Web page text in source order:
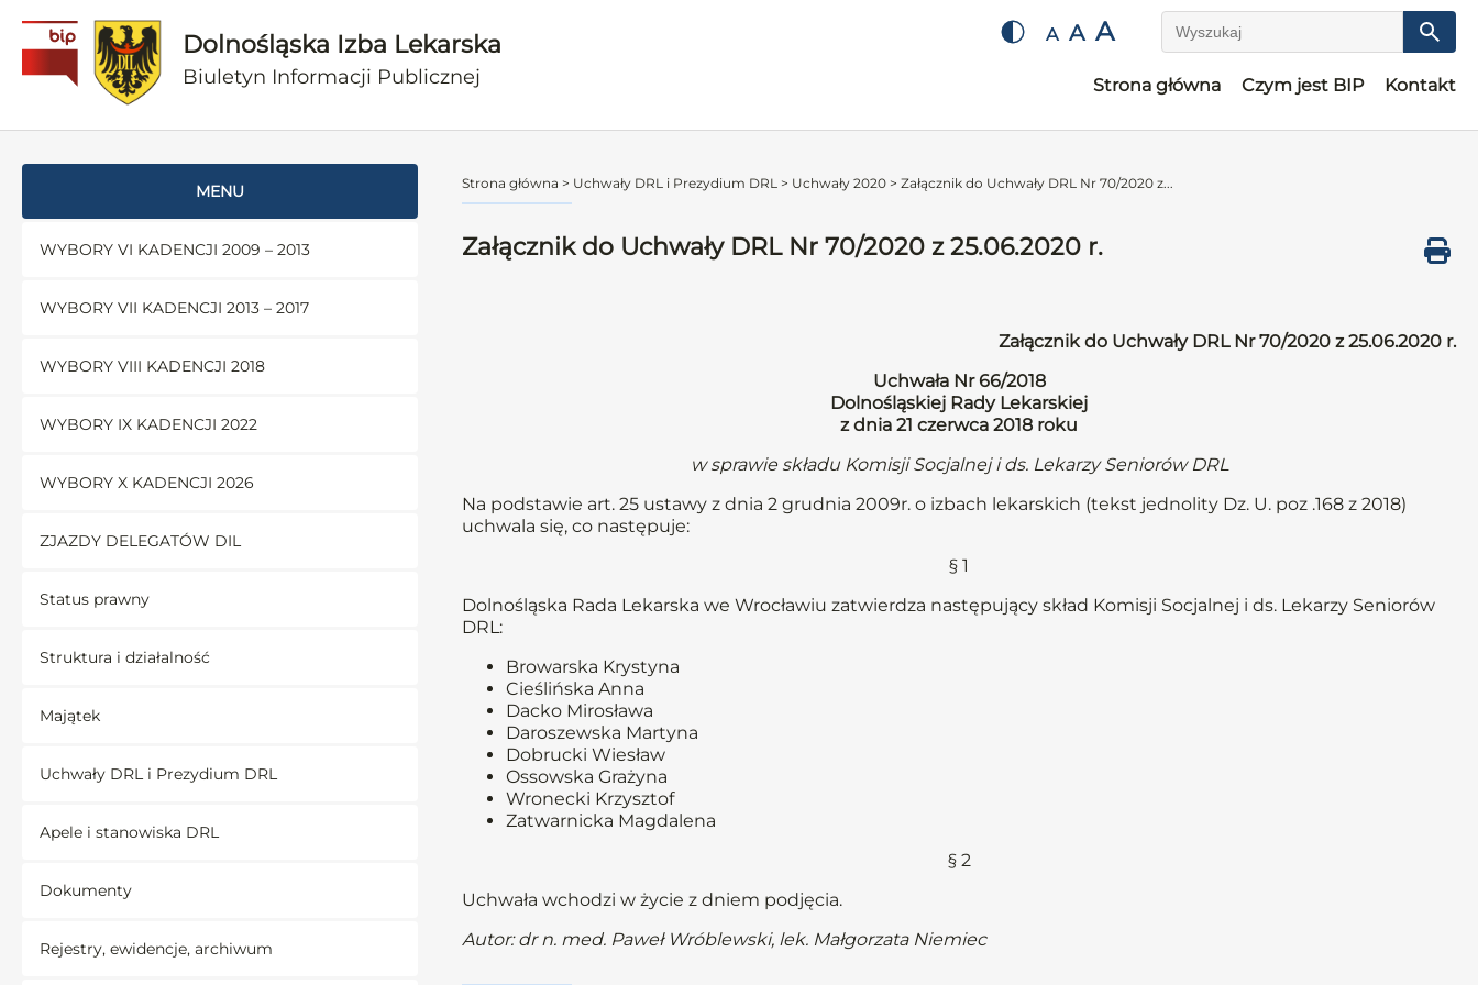
Dolnośląska Izba Lekarska
Biuletyn Informacji Publicznej
A A A Wyszukaj
Strona główna Czym jest BIP Kontakt
MENU
WYBORY VI KADENCJI 2009 – 2013
WYBORY VII KADENCJI 2013 – 2017
WYBORY VIII KADENCJI 2018
WYBORY IX KADENCJI 2022
WYBORY X KADENCJI 2026
ZJAZDY DELEGATÓW DIL
Status prawny
Struktura i działalność
Majątek
Uchwały DRL i Prezydium DRL
Apele i stanowiska DRL
Dokumenty
Rejestry, ewidencje, archiwum
Strona główna > Uchwały DRL i Prezydium DRL > Uchwały 2020 > Załącznik do Uchwały DRL Nr 70/2020 z...
Załącznik do Uchwały DRL Nr 70/2020 z 25.06.2020 r.
Załącznik do Uchwały DRL Nr 70/2020 z 25.06.2020 r.
Uchwała Nr 66/2018
Dolnośląskiej Rady Lekarskiej
z dnia 21 czerwca 2018 roku
w sprawie składu Komisji Socjalnej i ds. Lekarzy Seniorów DRL
Na podstawie art. 25 ustawy z dnia 2 grudnia 2009r. o izbach lekarskich (tekst jednolity Dz. U. poz .168 z 2018)
uchwala się, co następuje:
§ 1
Dolnośląska Rada Lekarska we Wrocławiu zatwierdza następujący skład Komisji Socjalnej i ds. Lekarzy Seniorów
DRL:
Browarska Krystyna
Cieślińska Anna
Dacko Mirosława
Daroszewska Martyna
Dobrucki Wiesław
Ossowska Grażyna
Wronecki Krzysztof
Zatwarnicka Magdalena
§ 2
Uchwała wchodzi w życie z dniem podjęcia.
Autor: dr n. med. Paweł Wróblewski, lek. Małgorzata Niemiec